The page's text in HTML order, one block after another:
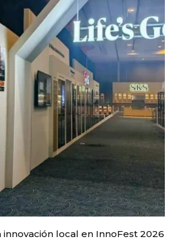
innovación local en InnoFest 2026